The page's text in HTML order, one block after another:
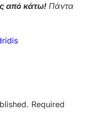
από κάτω! Πάντα
Required